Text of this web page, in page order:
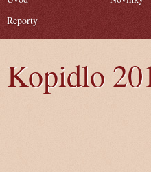
Reporty
Kopidlo